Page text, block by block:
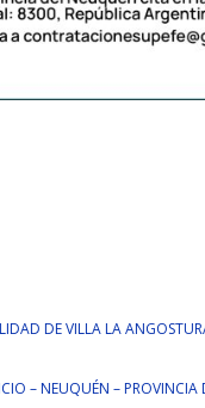
DE VILLA LA
– NEUQUÉN – PROVINCIA